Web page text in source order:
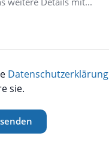
Datenschutzerklärung
sie.